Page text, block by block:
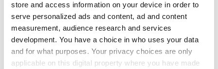
store and access information on your device in order to
serve personalized ads and content, ad and content
measurement, audience research and services
development. You have a choice in who uses your data
and for what purposes. Your privacy choices are only
applicable on this digital property where you have made